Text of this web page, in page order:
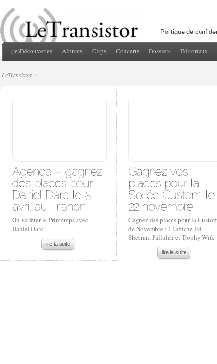
Politique de
(re)Découvertes Albums Clips Concerts Dossiers Editoriaux
LeTransistor
On va fêter le Printemps avec
Daniel Darc !
lire la suite
Gagnez des places pour la
de Novembre : à l'affiche Ed
Sheeran, Fallulah et Trophy Wife
lire la suite